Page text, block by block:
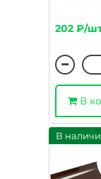
202 ₽/
В
В